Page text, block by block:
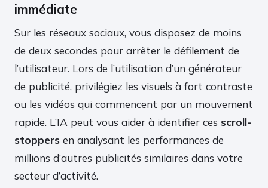
immédiate
Sur les réseaux sociaux, vous disposez de moins
de deux secondes pour arrêter le défilement de
l’utilisateur. Lors de l’utilisation d’un générateur
de publicité, privilégiez les visuels à fort contraste
ou les vidéos qui commencent par un mouvement
rapide. L’IA peut vous aider à identifier ces scroll-
stoppers en analysant les performances de
millions d’autres publicités similaires dans votre
secteur d’activité.